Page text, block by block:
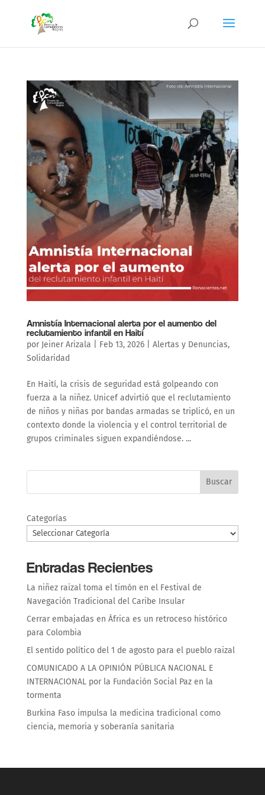
Amnistía Internacional alerta por el aumento del
reclutamiento infantil en Haití
por Jeiner Arizala Feb 13, 2026| Alertas y Denuncias,
Solidaridad
En Haití, la crisis de seguridad está golpeando con
fuerza a la niñez. Unicef advirtió que el reclutamiento
de niños y niñas por bandas armadas se triplicó, en un
contexto donde la violencia y el control territorial de
grupos criminales siguen expandiéndose. ...
Buscar
Categorías
Entradas Recientes
La niñez raizal toma el timón en el Festival de
Navegación Tradicional del Caribe Insular
Cerrar embajadas en África es un retroceso histórico
para Colombia
El sentido político del 1 de agosto para el pueblo raizal
COMUNICADO A LA OPINIÓN PÚBLICA NACIONAL E
INTERNACIONAL por la Fundación Social Paz en la
tormenta
Burkina Faso impulsa la medicina tradicional como
ciencia, memoria y soberanía sanitaria